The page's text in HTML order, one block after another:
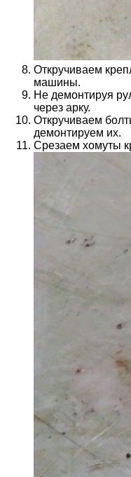
Откручиваем
машины.
Не демонтируя
через арку.
Откручиваем
демонтируем их.
Срезаем хомуты